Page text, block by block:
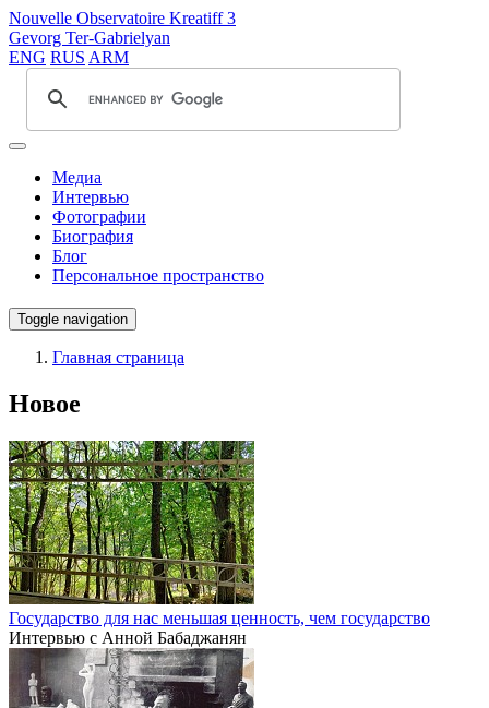
Nouvelle Observatoire Kreatiff 3
Gevorg Ter-Gabrielyan
ENG RUS ARM
Медиа
Интервью
Фотографии
Биография
Блог
Персональное пространство
Toggle navigation
Главная страница
Новое
Государство для нас меньшая ценность, чем государство
Интервью с Анной Бабаджанян